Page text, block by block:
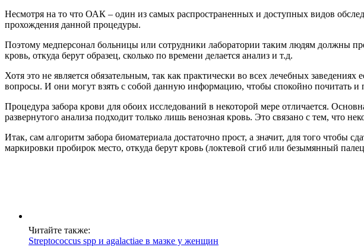
Несмотря на то что ОАК – один из самых распространенных и доступных видов
прохождения данной процедуры.
Поэтому медперсонал больницы или сотрудники лаборатории таким людям должны
кровь, откуда берут образец, сколько по времени делается анализ и т.д.
Хотя это не является обязательным, так как практически во всех лечебных
вопросы. И они могут взять с собой данную информацию, чтобы спокойно почитать и
Процедура забора крови для обоих исследований в некоторой мере отличается.
развернутого анализа подходит только лишь венозная кровь. Это связано с тем, что
Итак, сам алгоритм забора биоматериала достаточно прост, а значит, для того чтобы
маркировки пробирок место, откуда берут кровь (локтевой сгиб или безымянный
Читайте также:
Streptococcus spp и agalactiae в мазке у женщин